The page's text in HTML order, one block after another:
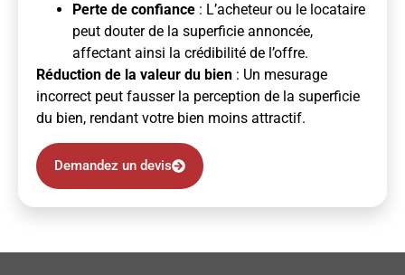
Perte de confiance : L’acheteur ou le locataire
peut douter de la superficie annoncée,
affectant ainsi la crédibilité de l’offre.
Réduction de la valeur du bien : Un mesurage
incorrect peut fausser la perception de la superficie
du bien, rendant votre bien moins attractif.
Demandez un devis